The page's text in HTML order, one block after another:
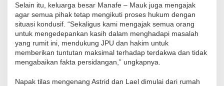
Selain itu, keluarga besar Manafe – Mauk juga mengajak
agar semua pihak tetap mengikuti proses hukum dengan
situasi kondusif. “Sekaligus kami mengajak semua orang
untuk mengedepankan kasih dalam menghadapi masalah
yang rumit ini, mendukung JPU dan hakim untuk
memberikan tuntutan maksimal terhadap terdakwa dan tidak
mengabaikan fakta persidangan,” ungkapnya.
Napak tilas mengenang Astrid dan Lael dimulai dari rumah